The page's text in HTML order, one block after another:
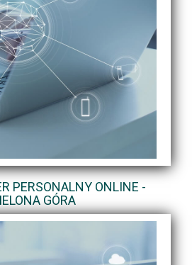
PERSONALNY ONLINE -
GÓRA